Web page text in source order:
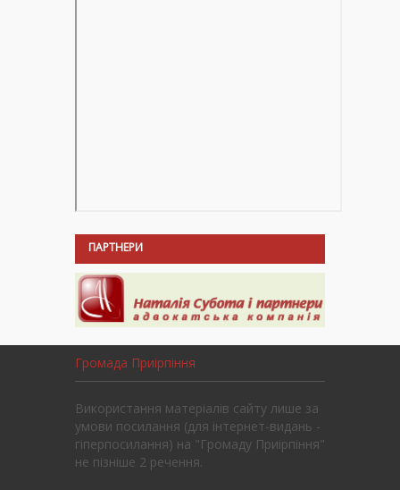
ПАРТНЕРИ
Громада Приірпіння
Використання матеріалів сайту лише за
умови посилання (для інтернет-видань -
гіперпосилання) на "Громаду Приірпіння"
не пізніше 2 речення.